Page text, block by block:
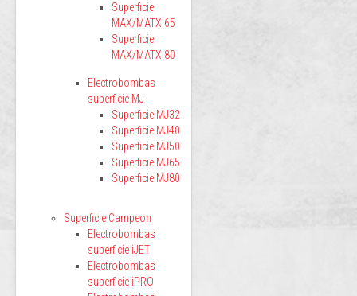
Superficie
MAX/MATX 65
Superficie
MAX/MATX 80
Electrobombas
superficie MJ
Superficie MJ32
Superficie MJ40
Superficie MJ50
Superficie MJ65
Superficie MJ80
Superficie Campeon
Electrobombas
superficie iJET
Electrobombas
superficie iPRO